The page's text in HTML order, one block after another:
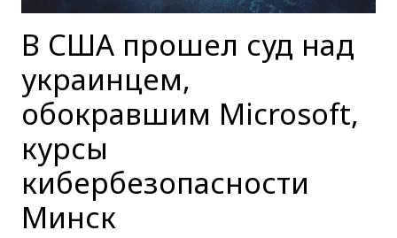
В США прошел суд над
украинцем,
обокравшим Microsoft,
курсы
кибербезопасности
Минск